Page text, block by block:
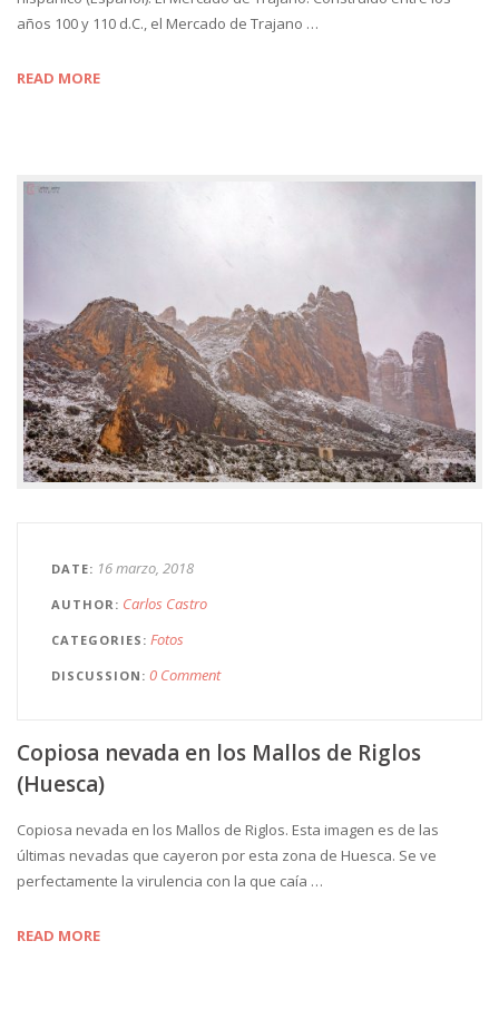
años 100 y 110 d.C., el Mercado de Trajano …
READ MORE
DATE 16 marzo, 2018
AUTHOR Carlos Castro
CATEGORIES Fotos
DISCUSSION 0 Comment
Copiosa nevada en los Mallos de Riglos
(Huesca)
Copiosa nevada en los Mallos de Riglos. Esta imagen es de las
últimas nevadas que cayeron por esta zona de Huesca. Se ve
perfectamente la virulencia con la que caía …
READ MORE